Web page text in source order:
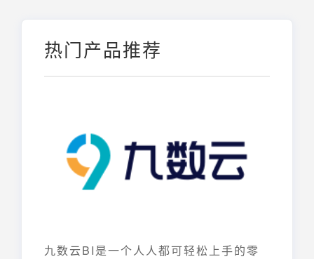
热门产品推荐
九数云BI是一个人人都可轻松上手的零